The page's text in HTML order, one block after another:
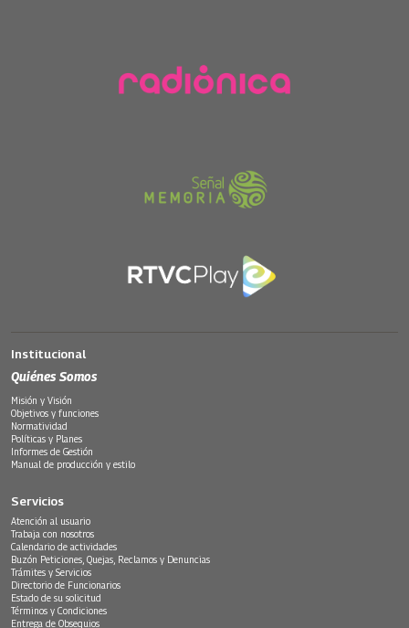
Institucional
Quiénes Somos
Misión y Visión
Objetivos y funciones
Normatividad
Políticas y Planes
Informes de Gestión
Manual de producción y estilo
Servicios
Atención al usuario
Trabaja con nosotros
Calendario de actividades
Buzón Peticiones, Quejas, Reclamos y Denuncias
Trámites y Servicios
Directorio de Funcionarios
Estado de su solicitud
Términos y Condiciones
Entrega de Obsequios